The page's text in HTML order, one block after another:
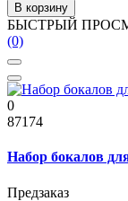
В корзину
БЫСТРЫЙ
(0)
0
87174
Набор бокалов
Предзаказ